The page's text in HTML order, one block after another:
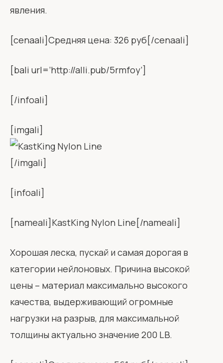
явления.
[cenaali]Средняя цена: 326 руб[/cenaali]
[bali url=’http://alli.pub/5rmfoy’]
[/infoali]
[imgali]
[/imgali]
[infoali]
[nameali]KastKing Nylon Line[/nameali]
Хорошая леска, пускай и самая дорогая в
категории нейлоновых. Причина высокой
цены – материал максимально высокого
качества, выдерживающий огромные
нагрузки на разрыв, для максимальной
толщины актуально значение 200 LB.